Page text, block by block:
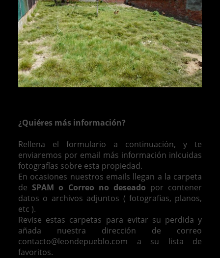
¿Quiéres más información?
Rellena el formulario a continuación, y te
enviaremos por email más información inlcuidas
fotografías sobre esta propiedad.
En ocasiones nuestros emails llegan a la carpeta
de SPAM o Correo no deseado por contener
datos o archivos adjuntos ( fotografias, planos,
etc ).
Revise estas carpetas para evitar su perdida y
añada nuestra dirección de correo
contacto@leondepueblo.com a su lista de
favoritos.